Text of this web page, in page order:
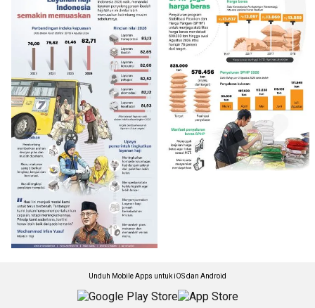
Unduh Mobile Apps untuk iOS dan Android